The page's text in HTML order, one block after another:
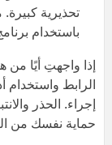
تحذيرية
باستخدام
إذا واجهتِ أيًا من
الرابط واستخدام
إجراء. الحذر
حماية نفسك من